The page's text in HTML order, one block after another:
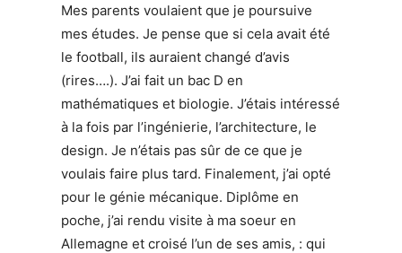
Mes parents voulaient que je poursuive
mes études. Je pense que si cela avait été
le football, ils auraient changé d’avis
(rires….). J’ai fait un bac D en
mathématiques et biologie. J’étais intéressé
à la fois par l’ingénierie, l’architecture, le
design. Je n’étais pas sûr de ce que je
voulais faire plus tard. Finalement, j’ai opté
pour le génie mécanique. Diplôme en
poche, j’ai rendu visite à ma soeur en
Allemagne et croisé l’un de ses amis, : qui